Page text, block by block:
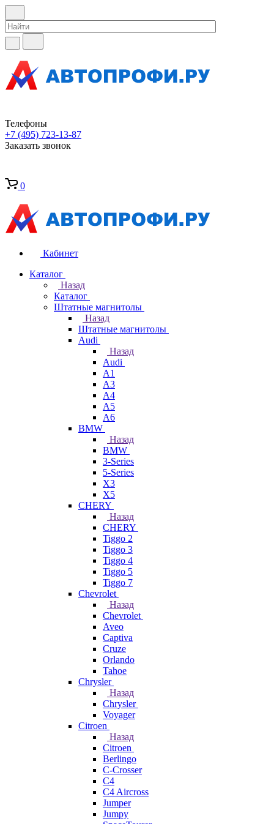
Телефоны
+7 (495) 723-13-87
Заказать звонок
0
Кабинет
Каталог
Назад
Каталог
Штатные магнитолы
Назад
Штатные магнитолы
Audi
Назад
Audi
A1
A3
A4
A5
A6
BMW
Назад
BMW
3-Series
5-Series
X3
X5
CHERY
Назад
CHERY
Tiggo 2
Tiggo 3
Tiggo 4
Tiggo 5
Tiggo 7
Chevrolet
Назад
Chevrolet
Aveo
Captiva
Cruze
Orlando
Tahoe
Chrysler
Назад
Chrysler
Voyager
Citroen
Назад
Citroen
Berlingo
C-Crosser
C4
C4 Aircross
Jumper
Jumpy